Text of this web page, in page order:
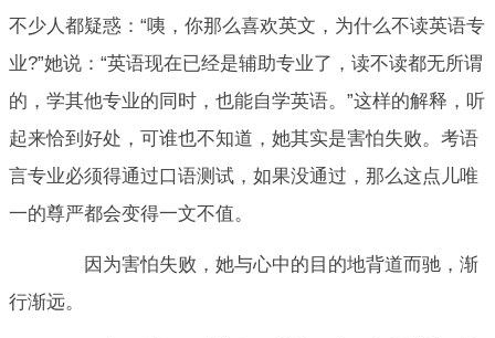
不少人都疑惑：“咦，你那么喜欢英文，为什么不读英语专
业?”她说：“英语现在已经是辅助专业了，读不读都无所谓
的，学其他专业的同时，也能自学英语。”这样的解释，听
起来恰到好处，可谁也不知道，她其实是害怕失败。考语
言专业必须得通过口语测试，如果没通过，那么这点儿唯
一的尊严都会变得一文不值。
因为害怕失败，她与心中的目的地背道而驰，渐
行渐远。